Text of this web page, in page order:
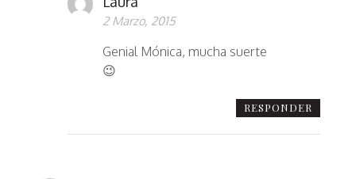
2 Marzo, 2015
Genial Mónica, mucha suerte
😉
RESPONDER